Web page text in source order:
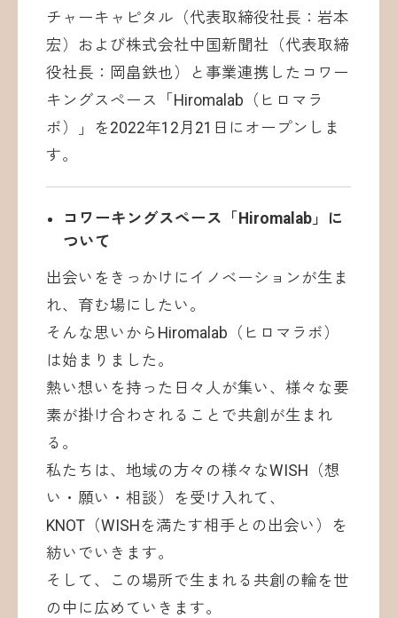
チャーキャピタル（代表取締役社長：岩本
宏）および株式会社中国新聞社（代表取締
役社長：岡畠鉄也）と事業連携したコワー
キングスペース「Hiromalab（ヒロマラ
ボ）」を2022年12月21日にオープンしま
す。
コワーキングスペース「Hiromalab」に
ついて
出会いをきっかけにイノベーションが生ま
れ、育む場にしたい。
そんな思いからHiromalab（ヒロマラボ）
は始まりました。
熱い想いを持った日々人が集い、様々な要
素が掛け合わされることで共創が生まれ
る。
私たちは、地域の方々の様々なWISH（想
い・願い・相談）を受け入れて、
KNOT（WISHを満たす相手との出会い）を
紡いでいきます。
そして、この場所で生まれる共創の輪を世
の中に広めていきます。